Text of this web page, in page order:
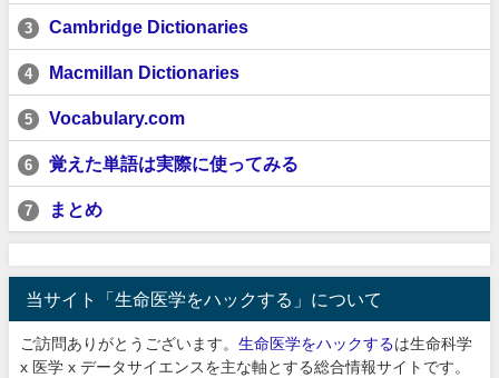
3 Cambridge Dictionaries
4 Macmillan Dictionaries
5 Vocabulary.com
6 覚えた単語は実際に使ってみる
7 まとめ
当サイト「生命医学をハックする」について
ご訪問ありがとうございます。 生命医学をハックするは生命科学
x 医学 x データサイエンスを主な軸とする総合情報サイトです。